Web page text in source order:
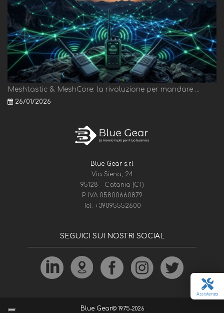
Assistenza
Meshtastic & MeshCore: la rivoluzione per mandare ...
26/01/2026
Blue Gear s.r.l
Via Siena, 24
95128 - Catania (CT)
P. IVA 05800660879
Tel.
+39095552600
SEGUICI SUI NOSTRI SOCIAL
Blue Gear© 1975-2026